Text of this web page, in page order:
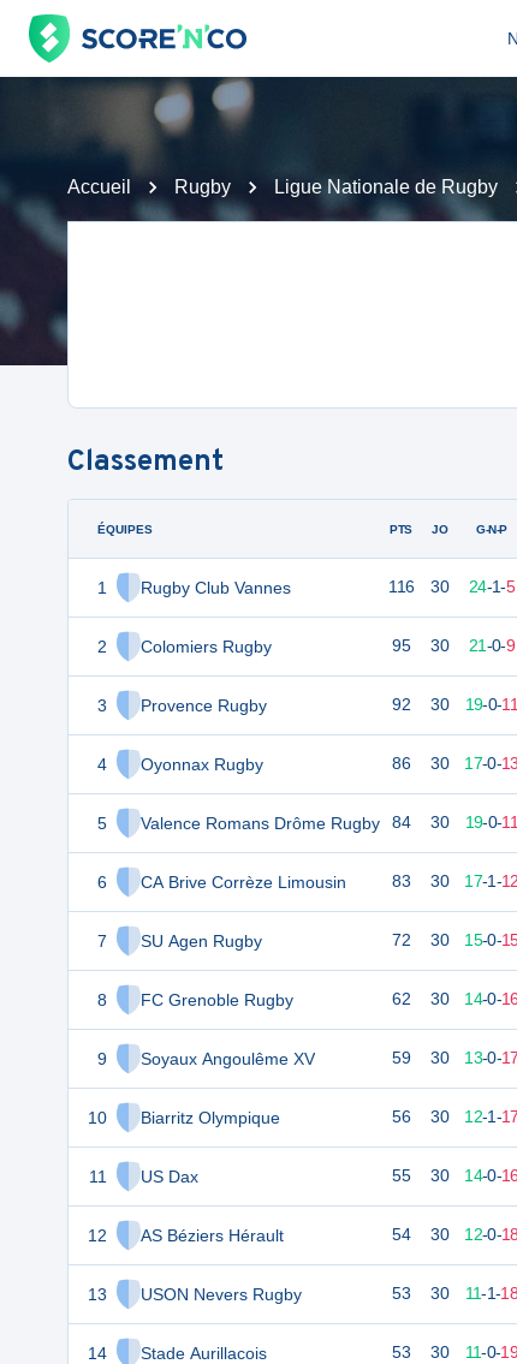
Accueil Rugby Ligue Nationale de Rugby
Classement
ÉQUIPES
1 Rugby Club Vannes
2 Colomiers Rugby
3 Provence Rugby
4 Oyonnax Rugby
5 Valence Romans Drôme Rugby
6 CA Brive Corrèze Limousin
7 SU Agen Rugby
8 FC Grenoble Rugby
9 Soyaux Angoulême XV
10 Biarritz Olympique
11 US Dax
12 AS Béziers Hérault
13 USON Nevers Rugby
14 Stade Aurillacois
PTS JO G-N-P
116 30 24-1-5
95 30 21-0-9
92 30 19-0-11
86 30 17-0-13
84 30 19-0-11
83 30 17-1-12
72 30 15-0-
62 30 14-0-16
59 30 13-0-17
56 30 12-1-17
55 30 14-0-16
54 30 12-0-18
53 30 11-1-18
53 30 11-0-19